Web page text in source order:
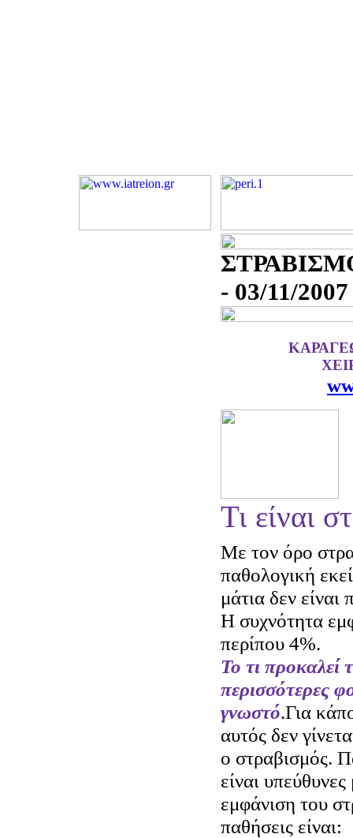
- 03/11/2007
Τι είναι
Με τον όρο
παθολογική
μάτια δεν
Η συχνότητα
περίπου 4%.
Το τι προκαλεί
περισσότερες
γνωστό.Για
αυτός δεν
ο στραβισμός.
είναι
εμφάνιση του
παθήσεις είναι: